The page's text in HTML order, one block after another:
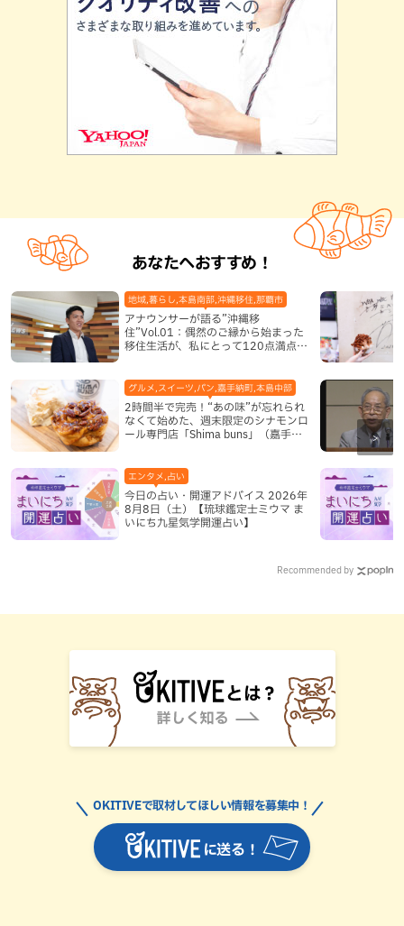
あなたへおすすめ！
アナウンサーが語る”沖縄移
住”Vol.01：偶然のご縁から始まった
移住生活が、私にとって120点満点に
地域,暮らし,本島南部,沖縄移住,那覇市
2時間半で完売！“あの味”が忘れられ
なくて始めた、週末限定のシナモンロ
ール専門店「Shima buns」（嘉手納
グルメ,スイーツ,パン,嘉手納町,本島中部
今日の占い・開運アドバイス 2026年
8月8日（土）【琉球鑑定士ミウマ ま
いにち九星気学開運占い】
エンタメ,占い
Recommended by
に送る！
OKITIVEで取材してほしい情報を募集中！